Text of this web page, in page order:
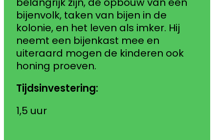
bijenvolk, taken van bijen in de
kolonie, en het leven als imker. Hij
neemt een bijenkast mee en
uiteraard mogen de kinderen ook
honing proeven.
Tijdsinvestering:
1,5 uur